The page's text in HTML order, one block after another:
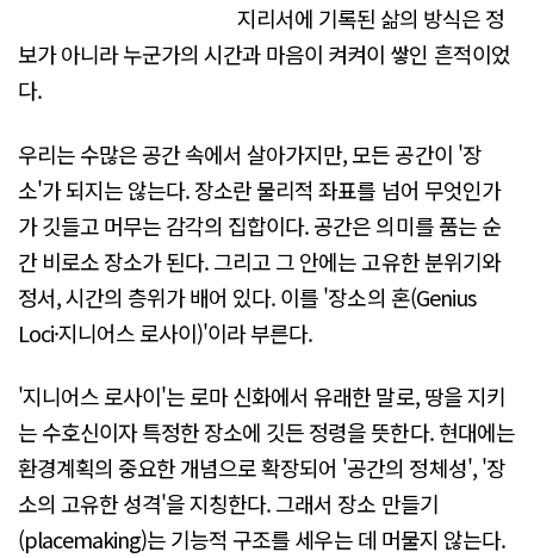
지리서에 기록된 삶의 방식은 정
보가 아니라 누군가의 시간과 마음이 켜켜이 쌓인 흔적이었
다.
우리는 수많은 공간 속에서 살아가지만, 모든 공간이 '장
소'가 되지는 않는다. 장소란 물리적 좌표를 넘어 무엇인가
가 깃들고 머무는 감각의 집합이다. 공간은 의미를 품는 순
간 비로소 장소가 된다. 그리고 그 안에는 고유한 분위기와
정서, 시간의 층위가 배어 있다. 이를 '장소의 혼(Genius
Loci·지니어스 로사이)'이라 부른다.
'지니어스 로사이'는 로마 신화에서 유래한 말로, 땅을 지키
는 수호신이자 특정한 장소에 깃든 정령을 뜻한다. 현대에는
환경계획의 중요한 개념으로 확장되어 '공간의 정체성', '장
소의 고유한 성격'을 지칭한다. 그래서 장소 만들기
(placemaking)는 기능적 구조를 세우는 데 머물지 않는다.